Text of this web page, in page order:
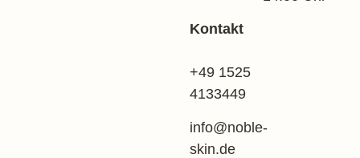
Kontakt
+49 1525
4133449
info@noble-
skin.de